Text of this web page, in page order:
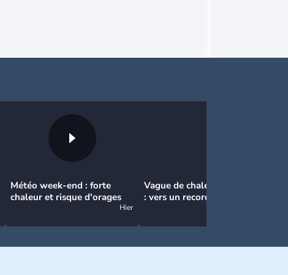
Météo week-end : forte
chaleur et risque d'orages
Hier
Vague de chaleur et canicule
: vers un record inédit de